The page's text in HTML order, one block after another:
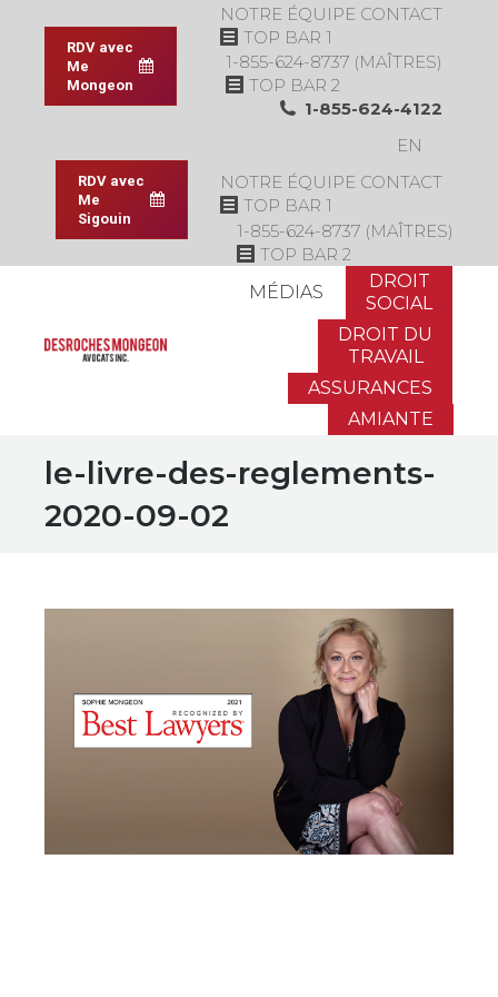
RDV avec
Me
Mongeon
RDV avec
Me
Sigouin
NOTRE ÉQUIPE CONTACT
TOP BAR 1
1-855-624-8737 (MAÎTRES)
TOP BAR 2
1-855-624-4122
EN
NOTRE ÉQUIPE CONTACT
TOP BAR 1
1-855-624-8737 (MAÎTRES)
TOP BAR 2
MÉDIAS
DROIT
SOCIAL
DROIT DU
TRAVAIL
ASSURANCES
AMIANTE
le-livre-des-reglements-
2020-09-02